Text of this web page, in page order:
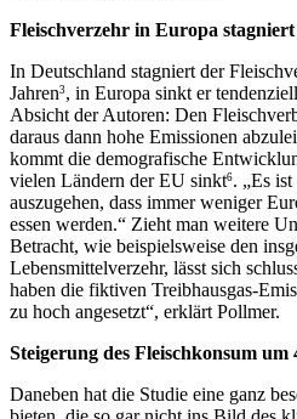
Fleischverzehr in Europa stagniert
In Deutschland stagniert der
Jahren3 , in Europa sinkt er tendenziell
Absicht der Autoren: Den
daraus dann hohe Emissionen
kommt die demografische
vielen Ländern der EU sinkt6. „Es
auszugehen, dass immer weniger
essen werden.“ Zieht man weitere
Betracht, wie beispielsweise den
Lebensmittelverzehr, lässt sich
haben die fiktiven Treibhausgas-
zu hoch angesetzt“, erklärt Pollmer.
Steigerung des Fleischkonsum
Daneben hat die Studie eine ganz